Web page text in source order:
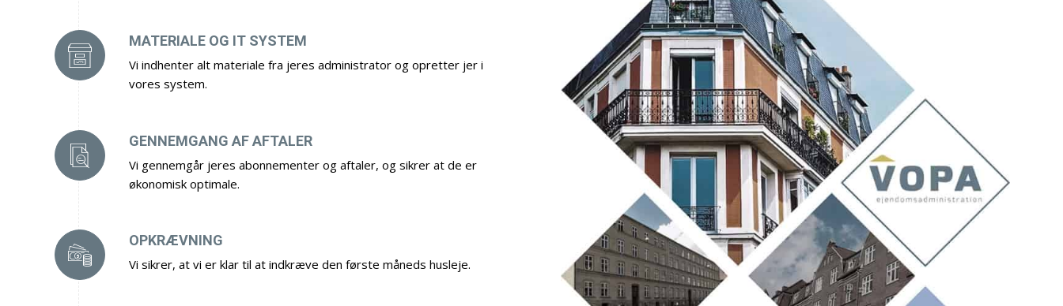
MATERIALE OG IT SYSTEM
Vi indhenter alt materiale fra jeres administrator og opretter jer i
vores system.
GENNEMGANG AF AFTALER
Vi gennemgår jeres abonnementer og aftaler, og sikrer at de er
økonomisk optimale.
OPKRÆVNING
Vi sikrer, at vi er klar til at indkræve den første måneds husleje.